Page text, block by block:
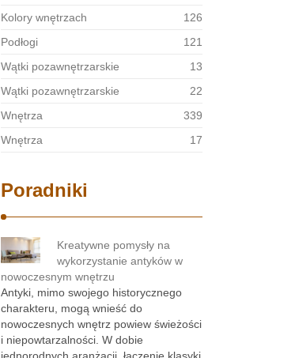
Kolory wnętrzach
126
Podłogi
121
Wątki pozawnętrzarskie
13
Wątki pozawnętrzarskie
22
Wnętrza
339
Wnętrza
17
Poradniki
Kreatywne pomysły na
wykorzystanie antyków w
nowoczesnym wnętrzu
Antyki, mimo swojego historycznego
charakteru, mogą wnieść do
nowoczesnych wnętrz powiew świeżości
i niepowtarzalności. W dobie